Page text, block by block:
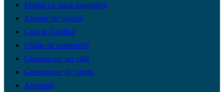
Mașini cu masă magnetică
Aparate de Sudură
Casă & Grădină
Utilaje de construcții
Generatoare aer cald
Generatoare de curent
Accesorii